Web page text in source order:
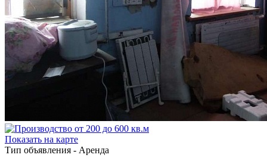
Показать на карте
Тип объявления - Аренда